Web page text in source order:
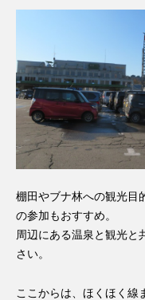
棚田やブナ林への観光目
の参加もおすすめ。
周辺にある温泉と観光と
さい。
ここからは、ほくほく線